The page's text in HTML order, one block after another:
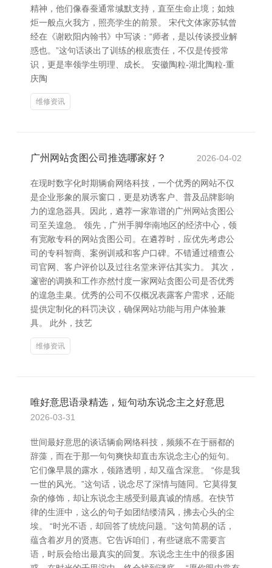
精神，他们像春蚕通常缄默支持，直至生命止境；如烛
炬一般点火我方，照亮学生的前景。 宋代文体家苏轼曾
经在《谢欧阳内翰书》中写谈：“师者，是以传谈授业解
惑也。”这句话谈出了训练的根底责任，不仅是传授常
识，更是率领学生明理、成长。 安徽陶粒-湖北陶粒-重
庆陶
维修资讯
广州网站贪图公司推选哪家好？ 2026-04-02
在现时数字化时期辆俞网络科技，一个优秀的网站不仅
是企业形象的展示窗口，更是劝诱客户、普及品牌影响
力的遑急器具。因此，遴荐一家靠谱的广州网站贪图公
司至关遑急。 领先，广州手脚华南地区的经济中心，领
有宽敞专科的网站贪图公司。在遴荐时，应优先考虑公
司的专科智商、案例训戒和客户口碑。不错通过稽查公
司官网、客户评价以及过往名堂来评估其实力。 其次，
邃密的调换和工作亦然忖度一家网站贪图公司是否优秀
的遑急圭臬。优秀的公司不仅概况表露客户需求，还能
提供定制化的科罚决议，确保网站功能与用户体验兼
具。 此外，技艺
维修资讯
唯好意思语录精选，短句动东说念主之好意思
2026-03-31
世间最好意思的谈话辆俞网络科技，频频不在于丽都的
辞藻，而在于那一句句爽快却直击东说念主心的短句。
它们像早晨的露水，领路透明，却又蕴含深意。 “你是我
一世的风光。”这句话，说念尽了深情与随同。它莫得复
杂的修饰，却让东说念主感受到最真诚的情感。在快节
律的生涯中，这么的句子如团结缕清风，拂去心头的尘
埃。 “时光不语，却回答了统统问题。”这句简易的话，
蕴含着岁月的贤惠。它告诉咱们，有些谜底不需要言
语，时辰会给出最真实的回复。东说念主生中的很多困